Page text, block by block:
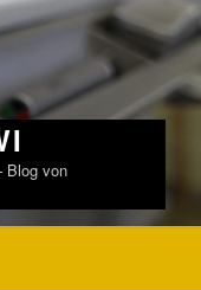
Blog von